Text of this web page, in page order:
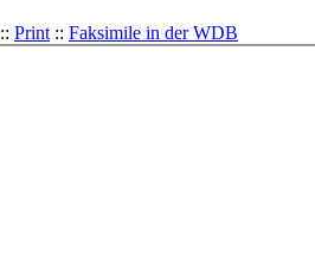
:: Print :: Faksimile in der WDB